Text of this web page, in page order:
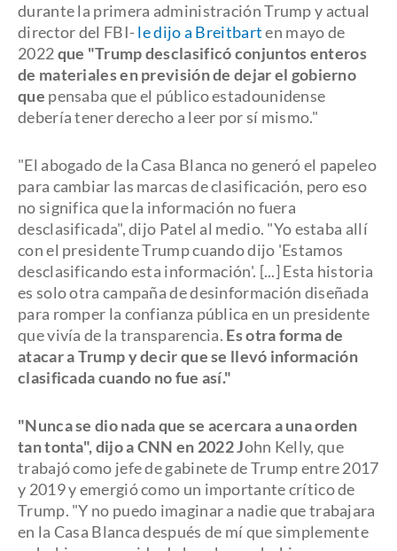
durante la primera administración Trump y actual
director del FBI-le dijo a Breitbarten mayo de
2022que "Trump desclasificó conjuntos enteros
de materiales en previsión de dejar el gobierno
que pensaba que el público estadounidense
debería tener derecho a leer por sí mismo."
"El abogado de la Casa Blanca no generó el papeleo
para cambiar las marcas de clasificación, pero eso
no significa que la información no fuera
desclasificada", dijo Patel al medio. "Yo estaba allí
con el presidente Trump cuando dijo 'Estamos
desclasificando esta información'. [...] Esta historia
es solo otra campaña de desinformación diseñada
para romper la confianza pública en un presidente
que vivía de la transparencia. Es otra forma de
atacar a Trump y decir que se llevó información
clasificada cuando no fue así."
"Nunca se dio nada que se acercara a una orden
tan tonta", dijo a CNN en 2022 John Kelly, que
trabajó como jefe de gabinete de Trump entre 2017
y 2019 y emergió como un importante crítico de
Trump. "Y no puedo imaginar a nadie que trabajara
en la Casa Blanca después de mí que simplemente